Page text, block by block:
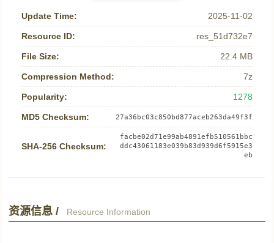
Update Time: 2025-11-02
Resource ID: res_51d732e7
File Size: 22.4 MB
Compression Method: 7z
Popularity: 1278
MD5 Checksum: 27a36bc03c850bd877aceb263da49f3f
SHA-256 Checksum:
facbe02d71e99ab4891efb510561bbc
ddc43061183e039b83d939d6f5915e3
eb
资源信息 / Resource Information